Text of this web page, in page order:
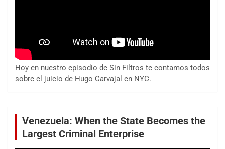
Hoy en nuestro episodio de Sin Filtros te contamos todos
sobre el juicio de Hugo Carvajal en NYC.
Venezuela: When the State Becomes the
Largest Criminal Enterprise